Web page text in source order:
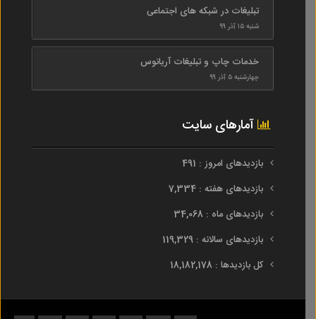
تبلیغات در شبکه های اجتماعی
شنبه ۱۵ آذر ۹۹
خدمات چاپ و تبلیغات آریانوس
چهارشنبه ۵ آذر ۹۹
آمارهای سایت
بازدیدهای امروز : 491
بازدیدهای هفته : 7,334
بازدیدهای ماه : 34,068
بازدیدهای سالانه : 119,329
کل بازدیدها : 18,182,178